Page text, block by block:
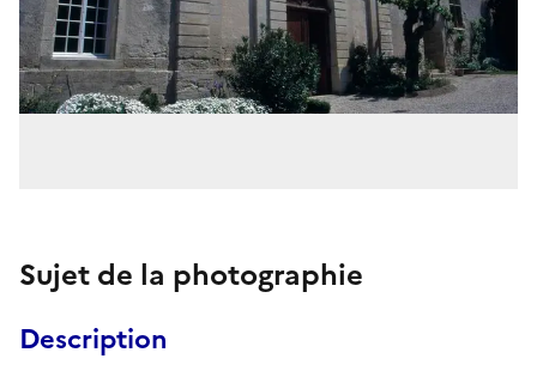
Sujet de la photographie
Description